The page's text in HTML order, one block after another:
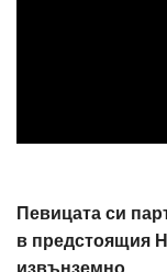
Певицата си
в предстоящия